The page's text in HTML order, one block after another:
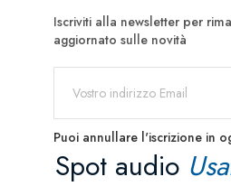
Iscriviti alla newsletter per
aggiornato sulle novità
Puoi annullare l'iscrizione in
Spot audio